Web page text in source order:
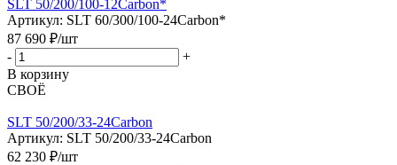
SLT 50/200/100-12Carbon*
Артикул: SLT 60/300/100-24Carbon*
87 690 ₽/шт
-
+
В корзину
СВОЁ
SLT 50/200/33-24Carbon
Артикул: SLT 50/200/33-24Carbon
62 230 ₽/шт